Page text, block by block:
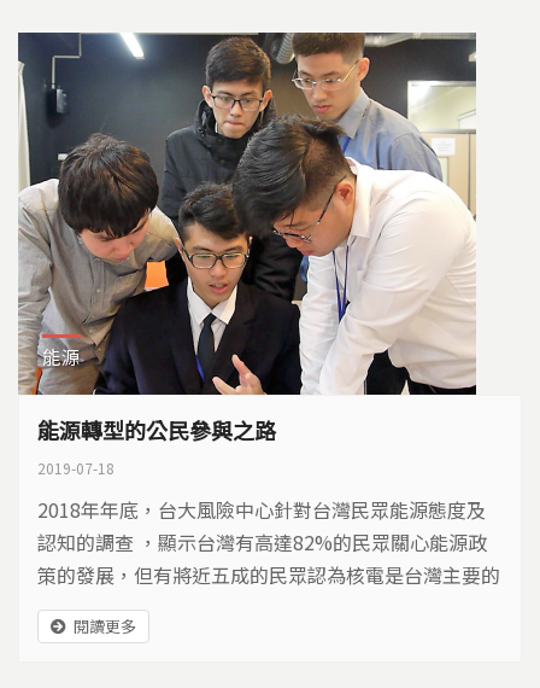
能源
能源轉型的公民參與之路
2019-07-18
2018年年底，台大風險中心針對台灣民眾能源態度及
認知的調查 ，顯示台灣有高達82%的民眾關心能源政
策的發展，但有將近五成的民眾認為核電是台灣主要的
發電方式，且並不清楚政府在2025年再生能源有超過2
0%的政策目標，這在在顯示台灣多數民眾對日常能源
閱讀更多